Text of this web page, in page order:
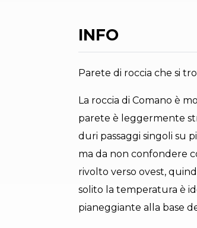
INFO
Parete di roccia che si
La roccia di Comano è
parete è leggermente
duri passaggi singoli su
ma da non confondere
rivolto verso ovest,
solito la temperatura è
pianeggiante alla base